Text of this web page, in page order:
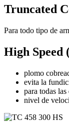
Truncated
Para todo tipo de
High Speed
plomo
evita la
para todas
nivel de